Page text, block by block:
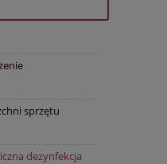
sprzętu
dezynfekcja